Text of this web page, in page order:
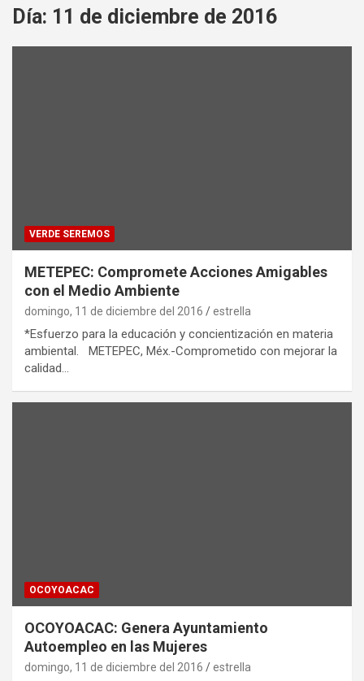
Día: 11 de diciembre de 2016
VERDE SEREMOS
METEPEC: Compromete Acciones Amigables
con el Medio Ambiente
domingo, 11 de diciembre del 2016 estrella
*Esfuerzo para la educación y concientización en materia
ambiental. METEPEC, Méx.-Comprometido con mejorar la
calidad…
OCOYOACAC
OCOYOACAC: Genera Ayuntamiento
Autoempleo en las Mujeres
domingo, 11 de diciembre del 2016 estrella